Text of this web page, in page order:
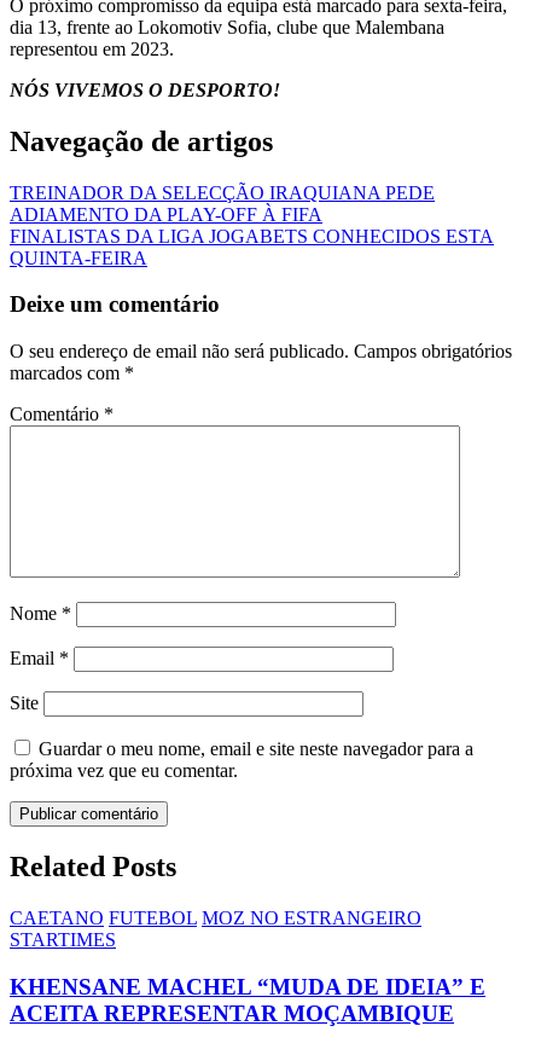
O próximo compromisso da equipa está marcado para sexta-feira,
dia 13, frente ao Lokomotiv Sofia, clube que Malembana
representou em 2023.
NÓS VIVEMOS O DESPORTO!
Navegação de artigos
TREINADOR DA SELECÇÃO IRAQUIANA PEDE
ADIAMENTO DA PLAY-OFF À FIFA
FINALISTAS DA LIGA JOGABETS CONHECIDOS ESTA
QUINTA-FEIRA
Deixe um comentário
O seu endereço de email não será publicado. Campos obrigatórios
marcados com *
Comentário *
Nome *
Email *
Site
Guardar o meu nome, email e site neste navegador para a
próxima vez que eu comentar.
Related Posts
CAETANO FUTEBOL MOZ NO ESTRANGEIRO
STARTIMES
KHENSANE MACHEL “MUDA DE IDEIA” E
ACEITA REPRESENTAR MOÇAMBIQUE